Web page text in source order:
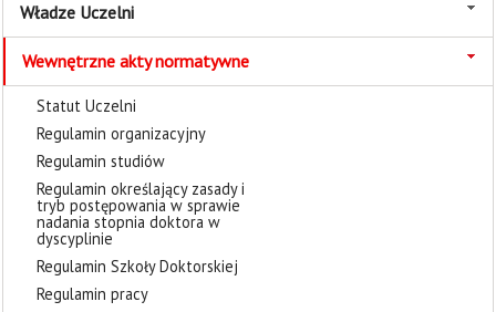
Władze Uczelni
Wewnętrzne akty normatywne
Statut Uczelni
Regulamin organizacyjny
Regulamin studiów
Regulamin określający zasady i
tryb postępowania w sprawie
nadania stopnia doktora w
dyscyplinie
Regulamin Szkoły Doktorskiej
Regulamin pracy